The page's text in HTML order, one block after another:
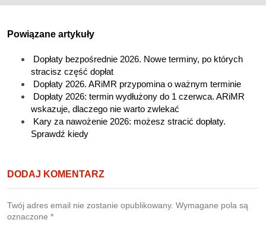
Powiązane artykuły
Dopłaty bezpośrednie 2026. Nowe terminy, po których
stracisz część dopłat
Dopłaty 2026. ARiMR przypomina o ważnym terminie
Dopłaty 2026: termin wydłużony do 1 czerwca. ARiMR
wskazuje, dlaczego nie warto zwlekać
Kary za nawożenie 2026: możesz stracić dopłaty.
Sprawdź kiedy
DODAJ KOMENTARZ
Twój adres email nie zostanie opublikowany. Wymagane pola są
oznaczone *